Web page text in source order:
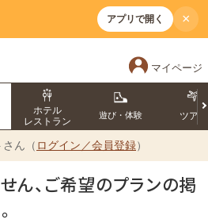
アプリで開く ×
マイページ
ホテル
レストラン
遊び・体験 ツアー
ん（ ログイン／会員登録）
ん、ご希望のプランの掲